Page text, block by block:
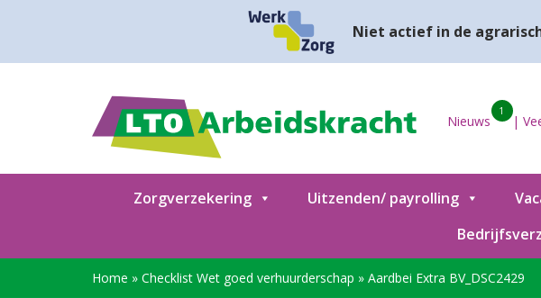
Niet actief in de
Nieuws
1
|
Zorgverzekering Uitzenden/ payrolling
Home » Checklist Wet goed verhuurderschap » Aardbei Extra BV_DSC2429